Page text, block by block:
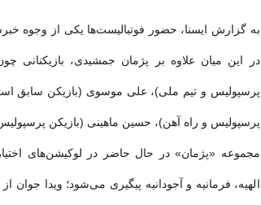
به گزارش ایسنا، حضور فوتبالیست‌ها یکی از
در این میان علاوه بر پژمان جمشیدی‌، بازیکنانی
پرسپولیس و تیم ملی‌)، علی موسوی‌ (بازیکن سابق
پرسپولیس و راه آهن)، حسین ماهینی (بازیکن
مجموعه «پژمان» در حال حاضر در لوکیشن‌های
الهیه‌، فرمانیه و آجودانیه پیگیری می‌شود؛ ویدا جوان